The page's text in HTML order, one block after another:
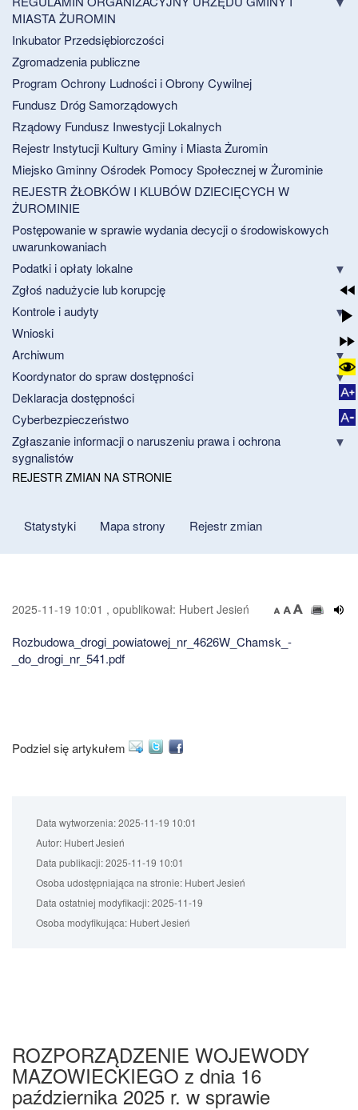
MIASTA ŻUROMIN
Inkubator Przedsiębiorczości
Zgromadzenia publiczne
Program Ochrony Ludności i Obrony Cywilnej
Fundusz Dróg Samorządowych
Rządowy Fundusz Inwestycji Lokalnych
Rejestr Instytucji Kultury Gminy i Miasta Żuromin
Miejsko Gminny Ośrodek Pomocy Społecznej w Żurominie
REJESTR ŻŁOBKÓW I KLUBÓW DZIECIĘCYCH W
ŻUROMINIE
Postępowanie w sprawie wydania decycji o środowiskowych
uwarunkowaniach
Podatki i opłaty lokalne
Zgłoś nadużycie lub korupcję
Kontrole i audyty
Wnioski
Archiwum
Koordynator do spraw dostępności
Deklaracja dostępności
Cyberbezpieczeństwo
Zgłaszanie informacji o naruszeniu prawa i ochrona
sygnalistów
REJESTR ZMIAN NA STRONIE
Statystyki Mapa strony Rejestr zmian
2025-11-19 10:01 , opublikował: Hubert Jesień
Rozbudowa_drogi_powiatowej_nr_4626W_Chamsk_-
_do_drogi_nr_541.pdf
Podziel się artykułem
Data wytworzenia:2025-11-19 10:01
Autor: Hubert Jesień
Data publikacji:2025-11-19 10:01
Osoba udostępniająca na stronie: Hubert Jesień
Data ostatniej modyfikacji:2025-11-19
Osoba modyfikująca: Hubert Jesień
ROZPORZĄDZENIE WOJEWODY
MAZOWIECKIEGO z dnia 16
października 2025 r. w sprawie